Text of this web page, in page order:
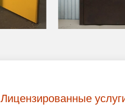
Лицензированные